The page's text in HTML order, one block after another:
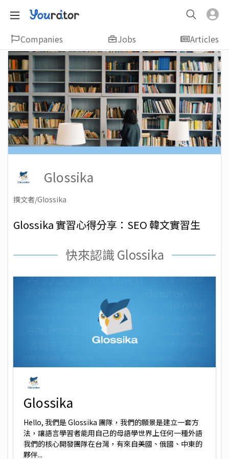
Companies Jobs Articles
Glossika
撰文者/Glossika
Glossika 實習心得分享：SEO 韓文實習生
快來認識 Glossika
Glossika
Hello, 我們是 Glossika 團隊，我們的願景是建立一套方
法，讓語言學習者能用自己的母語學世界上任何一種外語
我們的核心開發團隊在台灣，有來自美國、俄國、中東的
夥伴...